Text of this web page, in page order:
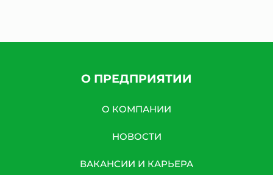
О ПРЕДПРИЯТИИ
О КОМПАНИИ
НОВОСТИ
ВАКАНСИИ И КАРЬЕРА